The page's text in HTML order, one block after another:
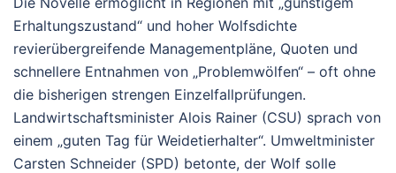
Erhaltungszustand“ und hoher Wolfsdichte
revierübergreifende Managementpläne, Quoten und
schnellere Entnahmen von „Problemwölfen“ – oft ohne
die bisherigen strengen Einzelfallprüfungen.
Landwirtschaftsminister Alois Rainer (CSU) sprach von
einem „guten Tag für Weidetierhalter“. Umweltminister
Carsten Schneider (SPD) betonte, der Wolf solle